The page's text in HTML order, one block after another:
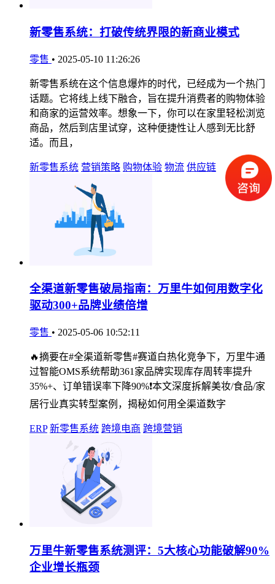
新零售系统：打破传统界限的新商业模式
零售 • 2025-05-10 11:26:26
新零售系统在这个信息爆炸的时代，已经成为一个热门
话题。它将线上线下融合，旨在提升消费者的购物体验
和商家的运营效率。想象一下，你可以在家里轻松浏览
商品，然后到店里试穿，这种便捷性让人感到无比舒
适。而且，
新零售系统 营销策略 购物体验 物流 供应链
全渠道新零售破局指南：万里牛如何用数字化
驱动300+品牌业绩倍增
零售 • 2025-05-06 10:52:11
🔥摘要在#全渠道新零售#赛道白热化竞争下，万里牛通
过智能OMS系统帮助361家品牌实现库存周转率提升
35%+、订单错误率下降90%❗️本文深度拆解美妆/食品/家
居行业真实转型案例，揭秘如何用全渠道数字
ERP 新零售系统 跨境电商 跨境营销
万里牛新零售系统测评：5大核心功能破解90%
企业增长瓶颈